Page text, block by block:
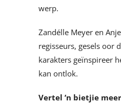
werp.
Zandélle Meyer en
regisseurs, gesels oor
karakters geïnspireer
kan ontlok.
Vertel ’n bietjie